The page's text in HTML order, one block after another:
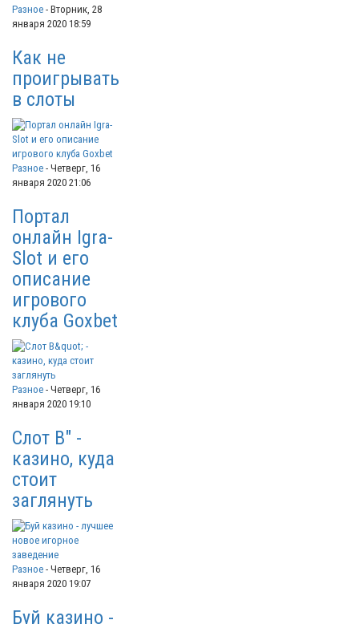
Разное - Вторник, 28
января 2020 18:59
Как не
проигрывать
в слоты
Разное - Четверг, 16
января 2020 21:06
Портал
онлайн Igra-
Slot и его
описание
игрового
клуба Goxbet
Разное - Четверг, 16
января 2020 19:10
Слот В" -
казино, куда
стоит
заглянуть
Разное - Четверг, 16
января 2020 19:07
Буй казино -